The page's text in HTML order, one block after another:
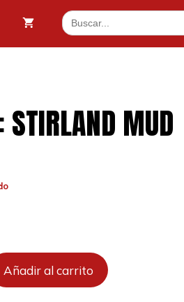
Buscar:
STIRLAND MUD
Añadir al carrito
(24ML)
cantidad